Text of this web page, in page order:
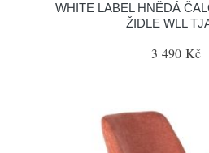
WHITE LABEL HNĚDÁ
ŽIDLE WLL
3 490 Kč